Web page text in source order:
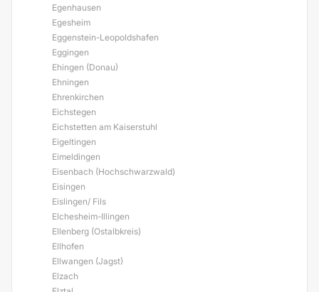
Egenhausen
Egesheim
Eggenstein-Leopoldshafen
Eggingen
Ehingen (Donau)
Ehningen
Ehrenkirchen
Eichstegen
Eichstetten am Kaiserstuhl
Eigeltingen
Eimeldingen
Eisenbach (Hochschwarzwald)
Eisingen
Eislingen/ Fils
Elchesheim-Illingen
Ellenberg (Ostalbkreis)
Ellhofen
Ellwangen (Jagst)
Elzach